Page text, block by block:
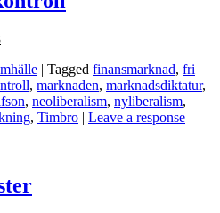
| Tagged finansmarknad, fri
, marknaden, marknadsdiktatur,
, neoliberalism, nyliberalism,
, Timbro | Leave a response